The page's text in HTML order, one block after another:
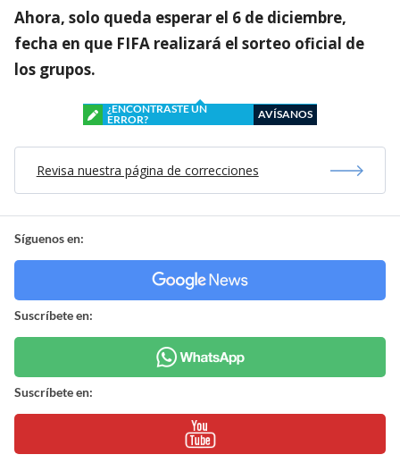
Ahora, solo queda esperar el 6 de diciembre,
fecha en que FIFA realizará el sorteo oficial de
los grupos.
¿ENCONTRASTE UN
ERROR?
AVÍSANOS
Revisa nuestra página de correcciones
Síguenos en:
Suscríbete en:
Suscríbete en: